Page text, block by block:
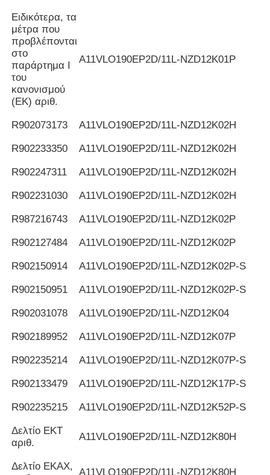
Ειδικότερα, τα
μέτρα που
προβλέπονται
στο
παράρτημα I
του
κανονισμού
(ΕΚ) αριθ.
Α11VLO190EP2D/11L-NZD12K01P
R902073173 Α11VLO190EP2D/11L-NZD12K02H
R902233350 Α11VLO190EP2D/11L-NZD12K02H
R902247311 Α11VLO190EP2D/11L-NZD12K02H
R902231030 Α11VLO190EP2D/11L-NZD12K02H
R987216743 Α11VLO190EP2D/11L-NZD12K02P
R902127484 Α11VLO190EP2D/11L-NZD12K02P
R902150914 Α11VLO190EP2D/11L-NZD12K02P-S
R902150951 Α11VLO190EP2D/11L-NZD12K02P-S
R902031078 Α11VLO190EP2D/11L-NZD12K04
R902189952 Α11VLO190EP2D/11L-NZD12K07P
R902235214 Α11VLO190EP2D/11L-NZD12K07P-S
R902133479 Α11VLO190EP2D/11L-NZD12K17P-S
R902235215 Α11VLO190EP2D/11L-NZD12K52P-S
Δελτίο ΕΚΤ
αριθ.
Α11VLO190EP2D/11L-NZD12K80H
Δελτίο ΕΚΑΧ,
Α11VLO190EP2D/11L-NZD12K80H